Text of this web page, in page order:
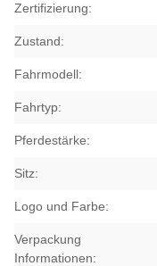
Zertifizierung:
Zustand:
Fahrmodell:
Fahrtyp:
Pferdestärke:
Sitz:
Logo und Farbe:
Verpackung
Informationen: